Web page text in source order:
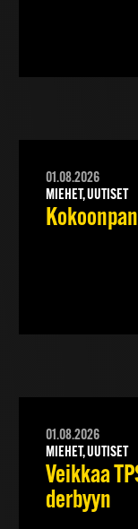
01.08.2026
MIEHET, UUTISET
01.08.2026
MIEHET, UUTISET
Veikkaa
derbyyn